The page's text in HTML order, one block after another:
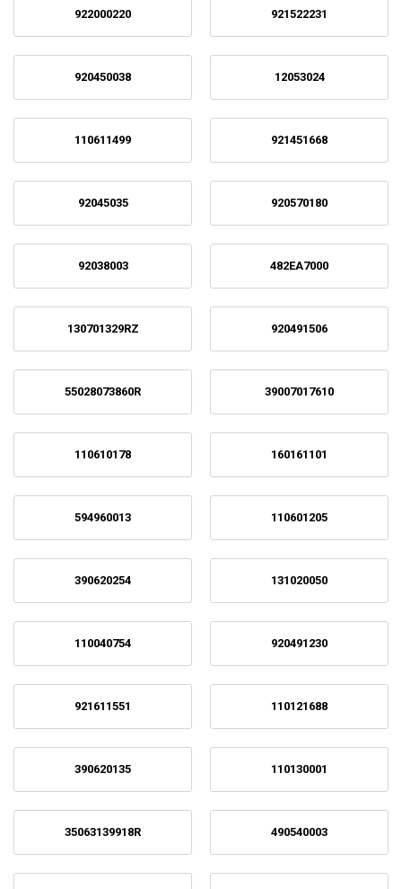
922000220 921522231
920450038 12053024
110611499 921451668
92045035 920570180
92038003 482EA7000
130701329RZ 920491506
55028073860R 39007017610
110610178 160161101
594960013 110601205
390620254 131020050
110040754 920491230
921611551 110121688
390620135 110130001
35063139918R 490540003